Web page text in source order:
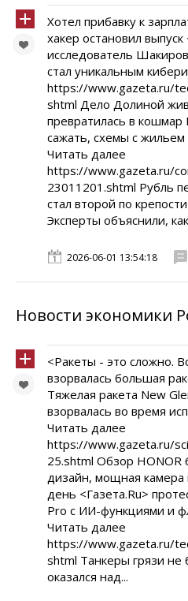
Хотел прибавку к
хакер остановил
исследователь
стал уникальным
https://www.gazeta.ru/
shtml Дело Долиной
превратилась в
сажать, схемы с жильем
Читать далее
https://www.gazeta.ru/
23011201.shtml Рубль
стал второй по
Эксперты объяснили,
2026-06-01 13:54:18
Новости экономики
<Ракеты - это сложно.
взорвалась большая
Тяжелая ракета New
взорвалась во время
Читать далее
https://www.gazeta.ru/
25.shtml Обзор HONOR
дизайн, мощная
день <Газета.Ru>
Pro с ИИ-функциями и
Читать далее
https://www.gazeta.ru/
shtml Танкеры грязи не
оказался над...